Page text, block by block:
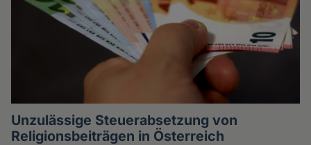
Unzulässige Steuerabsetzung von
Religionsbeiträgen in Österreich